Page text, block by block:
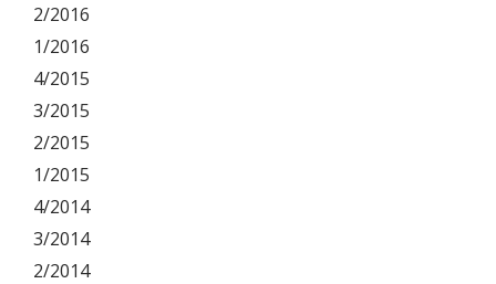
2/2016
1/2016
4/2015
3/2015
2/2015
1/2015
4/2014
3/2014
2/2014